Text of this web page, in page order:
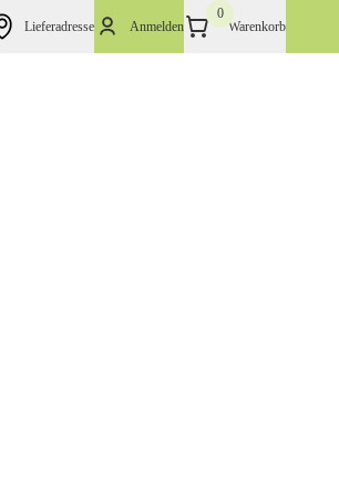
Lieferadresse Anmelden
0
Warenkorb